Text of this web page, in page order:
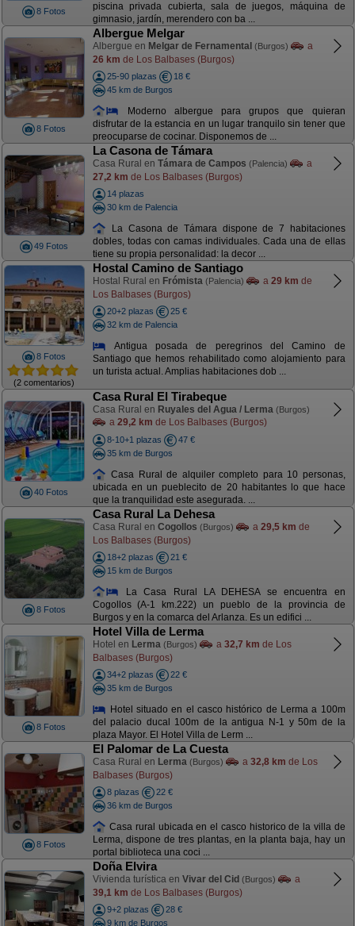
8 Fotos
piscina privada cubierta, sala de juegos, máquina de
gimnasio, jardín, merendero con ba ...
8 Fotos
Albergue Melgar
Albergue en Melgar de Fernamental (Burgos)
a
26 km de Los Balbases (Burgos)
25-90 plazas
18 €
45 km de Burgos
Moderno albergue para grupos que quieran
disfrutar de la estancia en un lugar tranquilo sin tener que
preocuparse de cocinar. Disponemos de ...
49 Fotos
La Casona de Támara
Casa Rural en Támara de Campos (Palencia)
a
27,2 km de Los Balbases (Burgos)
14 plazas
30 km de Palencia
La Casona de Támara dispone de 7 habitaciones
dobles, todas con camas individuales. Cada una de ellas
tiene su propia personalidad: la decor ...
8 Fotos
(2 comentarios)
Hostal Camino de Santiago
Hostal Rural en Frómista (Palencia) a 29 km de
Los Balbases (Burgos)
20+2 plazas
25 €
32 km de Palencia
Antigua posada de peregrinos del Camino de
Santiago que hemos rehabilitado como alojamiento para
un turista actual. Amplias habitaciones dob ...
40 Fotos
Casa Rural El Tirabeque
Casa Rural en Ruyales del Agua / Lerma (Burgos)
a 29,2 km de Los Balbases (Burgos)
8-10+1 plazas
47 €
35 km de Burgos
Casa Rural de alquiler completo para 10 personas,
ubicada en un pueblecito de 20 habitantes lo que hace
que la tranquilidad este asegurada. ...
8 Fotos
Casa Rural La Dehesa
Casa Rural en Cogollos (Burgos) a 29,5 km de
Los Balbases (Burgos)
18+2 plazas
21 €
15 km de Burgos
La Casa Rural LA DEHESA se encuentra en
Cogollos (A-1 km.222) un pueblo de la provincia de
Burgos y en la comarca del Arlanza. Es un edifici ...
8 Fotos
Hotel Villa de Lerma
Hotel en Lerma (Burgos) a 32,7 km de Los
Balbases (Burgos)
34+2 plazas
22 €
35 km de Burgos
Hotel situado en el casco histórico de Lerma a 100m
del palacio ducal 100m de la antigua N-1 y 50m de la
plaza Mayor. El Hotel Villa de Lerm ...
8 Fotos
El Palomar de La Cuesta
Casa Rural en Lerma (Burgos) a 32,8 km de Los
Balbases (Burgos)
8 plazas
22 €
36 km de Burgos
Casa rural ubicada en el casco historico de la villa de
Lerma, dispone de tres plantas, en la planta baja, hay un
portal biblioteca una coci ...
Doña Elvira
Vivienda turística en Vivar del Cid (Burgos)
a
39,1 km de Los Balbases (Burgos)
9+2 plazas
28 €
9 km de Burgos